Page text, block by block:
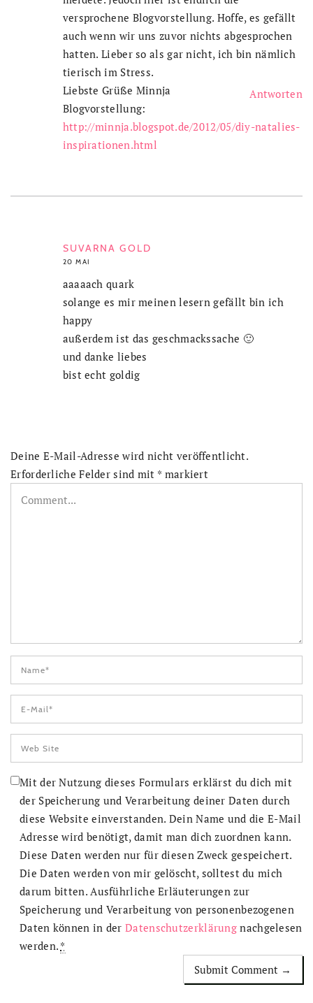
versprochene Blogvorstellung. Hoffe, es gefällt
auch wenn wir uns zuvor nichts abgesprochen
hatten. Lieber so als gar nicht, ich bin nämlich
tierisch im Stress.
Liebste Grüße Minnja
Blogvorstellung:
http://minnja.blogspot.de/2012/05/diy-natalies-
inspirationen.html
SUVARNA GOLD
20 MAI
Antworten
aaaaach quark
solange es mir meinen lesern gefällt bin ich
happy
außerdem ist das geschmackssache 🙂
und danke liebes
bist echt goldig
Deine E-Mail-Adresse wird nicht veröffentlicht.
Erforderliche Felder sind mit * markiert
Mit der Nutzung dieses Formulars erklärst du dich mit
der Speicherung und Verarbeitung deiner Daten durch
diese Website einverstanden. Dein Name und die E-Mail
Adresse wird benötigt, damit man dich zuordnen kann.
Diese Daten werden nur für diesen Zweck gespeichert.
Die Daten werden von mir gelöscht, solltest du mich
darum bitten. Ausführliche Erläuterungen zur
Speicherung und Verarbeitung von personenbezogenen
Daten können in derDatenschutzerklärung nachgelesen
werden. *